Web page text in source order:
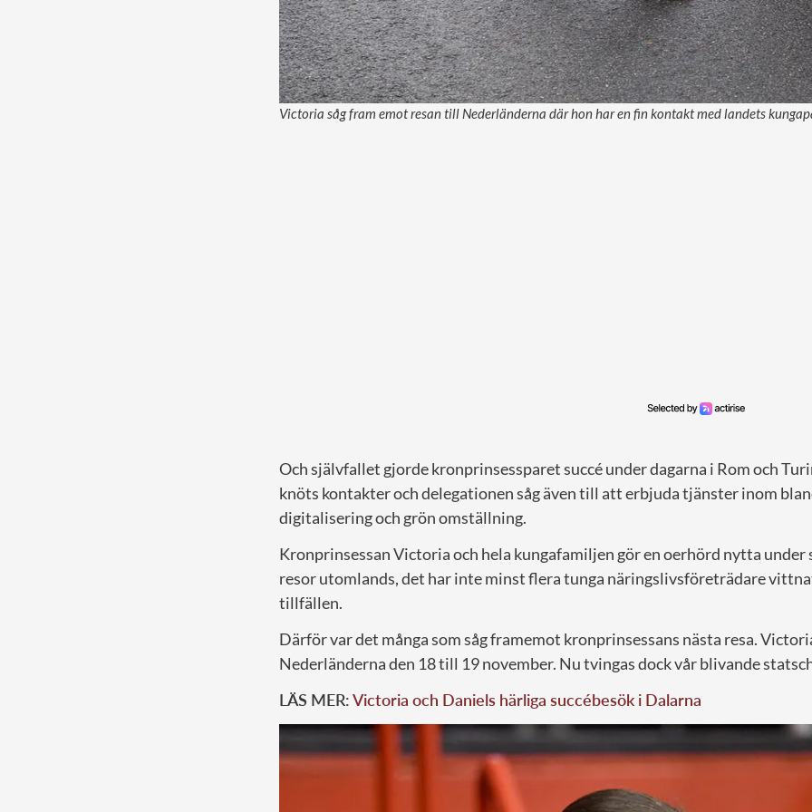
Victoria såg fram emot resan till Nederländerna där hon har en fin kontakt med landets
Och självfallet gjorde kronprinsessparet succé under dagarna i Rom och
knöts kontakter och delegationen såg även till att erbjuda tjänster inom
digitalisering och grön omställning.
Kronprinsessan Victoria och hela kungafamiljen gör en oerhörd nytta under
resor utomlands, det har inte minst flera tunga näringslivsföreträdare
tillfällen.
Därför var det många som såg framemot kronprinsessans nästa resa.
Nederländerna den 18 till 19 november. Nu tvingas dock vår blivande
LÄS MER:Victoria och Daniels härliga succébesök i Dalarna